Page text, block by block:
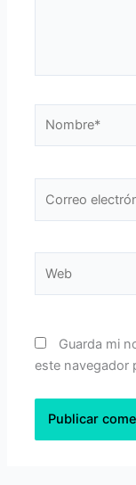
electrónico*
Guarda mi
este navegador